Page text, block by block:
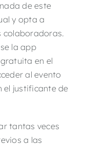
de este
y opta a
colaboradoras.
la app
en el
al evento
el justificante de
tantas veces
a las